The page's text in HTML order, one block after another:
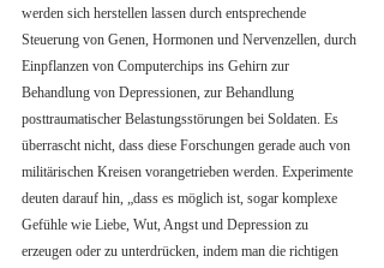
werden sich herstellen lassen durch entsprechende
Steuerung von Genen, Hormonen und Nervenzellen, durch
Einpflanzen von Computerchips ins Gehirn zur
Behandlung von Depressionen, zur Behandlung
posttraumatischer Belastungsstörungen bei Soldaten. Es
überrascht nicht, dass diese Forschungen gerade auch von
militärischen Kreisen vorangetrieben werden. Experimente
deuten darauf hin, „dass es möglich ist, sogar komplexe
Gefühle wie Liebe, Wut, Angst und Depression zu
erzeugen oder zu unterdrücken, indem man die richtigen